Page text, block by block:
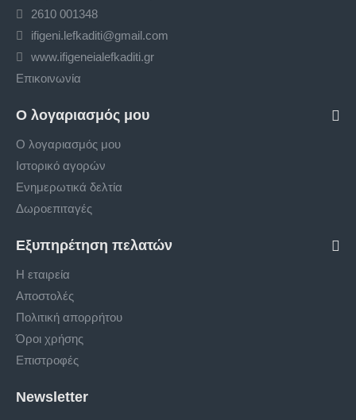
2610 001348
ifigeni.lefkaditi@gmail.com
www.ifigeneialefkaditi.gr
Επικοινωνία
Ο λογαριασμός μου
Ο λογαριασμός μου
Ιστορικό αγορών
Ενημερωτικά δελτία
Δωροεπιταγές
Εξυπηρέτηση πελατών
Η εταιρεία
Αποστολές
Πολιτική απορρήτου
Όροι χρήσης
Επιστροφές
Newsletter